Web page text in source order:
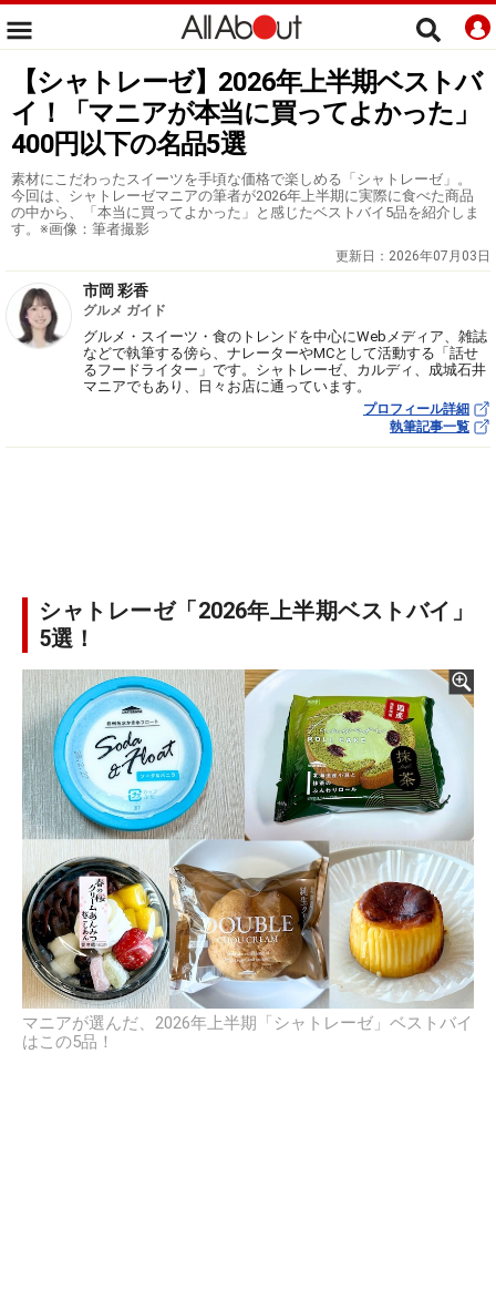
【シャトレーゼ】2026年上半期ベストバ
イ！「マニアが本当に買ってよかった」
400円以下の名品5選
素材にこだわったスイーツを手頃な価格で楽しめる「シャトレーゼ」。
今回は、シャトレーゼマニアの筆者が2026年上半期に実際に食べた商品
の中から、「本当に買ってよかった」と感じたベストバイ5品を紹介しま
す。※画像：筆者撮影
更新日： 2026年07月03日
市岡 彩香
グルメ ガイド
グルメ・スイーツ・食のトレンドを中心にWebメディア、雑誌
などで執筆する傍ら、ナレーターやMCとして活動する「話せ
るフードライター」です。シャトレーゼ、カルディ、成城石井
マニアでもあり、日々お店に通っています。
プロフィール詳細
執筆記事一覧
シャトレーゼ「2026年上半期ベストバイ」
5選！
マニアが選んだ、2026年上半期「シャトレーゼ」ベストバイ
はこの5品！